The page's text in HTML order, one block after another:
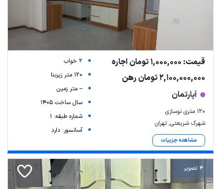
قیمت: 1,000,000 تومان اجاره
2,100,000,000 تومان رهن
آپارتمان
۱۲۰ متری نوسازی
شهرک شریعتی, تهران
مشاهده جزییات
2 خواب
120 متر زیربنا
-- متر زمین
سال ساخت 1405
شماره طبقه: 1
آسانسور: دارد
4 تصویر